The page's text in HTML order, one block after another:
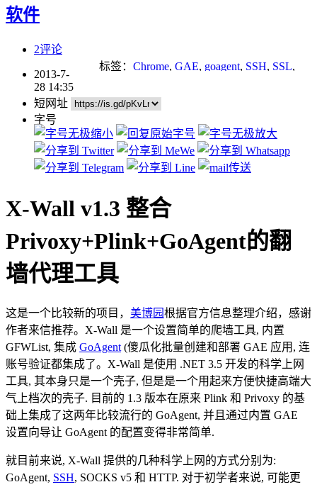
软件
2评论
标签： Chrome, GAE, goagent, SSH, SSL,
2013-7-
28 14:35
短网址
字号
X-Wall v1.3 整合
Privoxy+Plink+GoAgent的翻
墙代理工具
这是一个比较新的项目， 美博园根据官方信息整理介绍，感谢
作者来信推荐。X-Wall 是一个设置简单的爬墙工具, 内置
GFWList, 集成 GoAgent (傻瓜化批量创建和部署 GAE 应用, 连
账号验证都集成了。X-Wall 是使用 .NET 3.5 开发的科学上网
工具, 其本身只是一个壳子, 但是是一个用起来方便快捷高端大
气上档次的壳子. 目前的 1.3 版本在原来 Plink 和 Privoxy 的基
础上集成了这两年比较流行的 GoAgent, 并且通过内置 GAE
设置向导让 GoAgent 的配置变得非常简单.
就目前来说, X-Wall 提供的几种科学上网的方式分别为:
GoAgent, SSH, SOCKS v5 和 HTTP. 对于初学者来说, 可能更